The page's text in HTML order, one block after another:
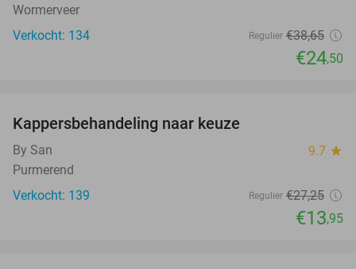
Wormerveer
Verkocht: 134
Regulier €38,65
€24,50
Kappersbehandeling naar keuze
By San 9.7 star
Purmerend
Verkocht: 139
Regulier €27,25
€13,95